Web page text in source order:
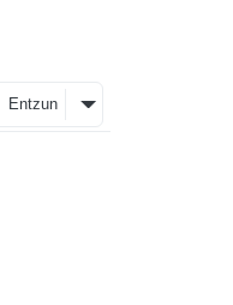
Entzun